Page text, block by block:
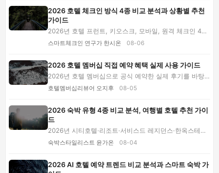
2026 호텔 체크인 방식 4종 비교 분석과 상황별 추천
가이드
2026년 호텔 프런트, 키오스크, 모바일, 원격 체크인 4종
의 소요 시간과 장단점을 비교하고 가족여행·출...
스마트체크인 연구가 한시온 08-06
2026 호텔 멤버십 직접 예약 혜택 실제 사용 가이드
2026년 호텔 멤버십으로 공식 예약한 실제 후기를 바탕
으로 회원가, 객실 업그레이드, 레이트 체크아웃,...
호텔멤버십리뷰어 오지후 08-05
2026 숙박 유형 4종 비교 분석, 여행별 호텔 추천 가이
드
2026년 시티호텔·리조트·서비스드 레지던스·한옥스테이
의 가격과 장단점을 비교하고 가족여행, 출장, 호...
숙박스타일리스트 윤가온 08-04
2026 AI 호텔 예약 트렌드 비교 분석과 스마트 숙박 가